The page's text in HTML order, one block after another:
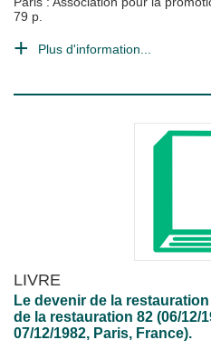
79 p.
Plus d'information...
LIVRE
Le devenir de la
de la restauration 82 (06/12/
07/12/1982, Paris, France).